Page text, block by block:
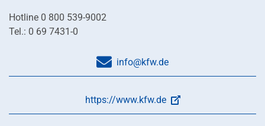
Hotline 0 800 539-9002
Tel.: 0 69 7431-0
info@kfw.de
https://www.kfw.de